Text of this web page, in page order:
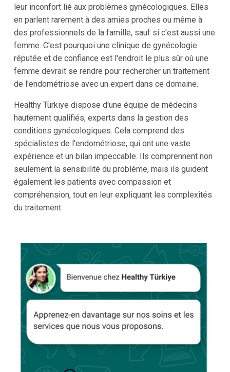
leur inconfort lié aux problèmes gynécologiques. Elles
en parlent rarement à des amies proches ou même à
des professionnels de la famille, sauf si c'est aussi une
femme. C'est pourquoi une clinique de gynécologie
réputée et de confiance est l'endroit le plus sûr où une
femme devrait se rendre pour rechercher un traitement
de l'endométriose avec un expert dans ce domaine.
Healthy Türkiye dispose d'une équipe de médecins
hautement qualifiés, experts dans la gestion des
conditions gynécologiques. Cela comprend des
spécialistes de l'endométriose, qui ont une vaste
expérience et un bilan impeccable. Ils comprennent non
seulement la sensibilité du problème, mais ils guident
également les patients avec compassion et
compréhension, tout en leur expliquant les complexités
du traitement.